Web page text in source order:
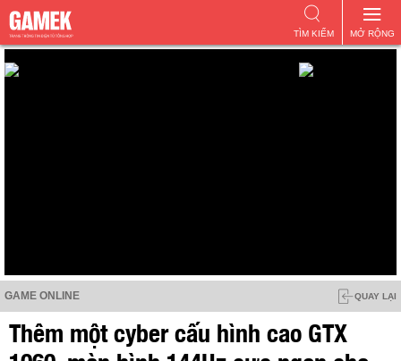
MỞ RỘNG
TÌM KIẾM
GAME ONLINE QUAY LẠI
Thêm một cyber cấu hình cao GTX